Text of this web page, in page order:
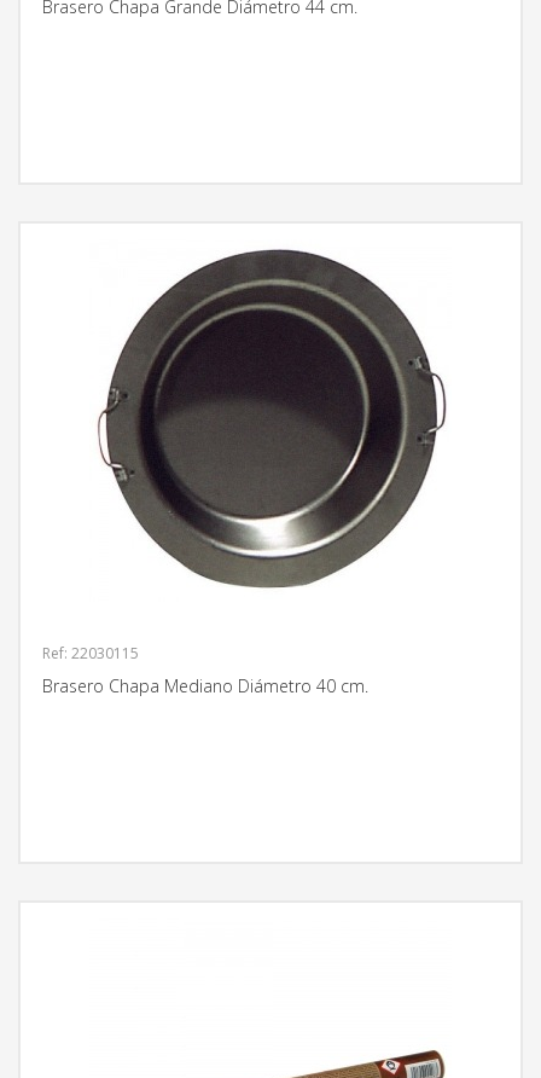
Brasero Chapa Grande Diámetro 44 cm.
Ref: 22030115
Brasero Chapa Mediano Diámetro 40 cm.